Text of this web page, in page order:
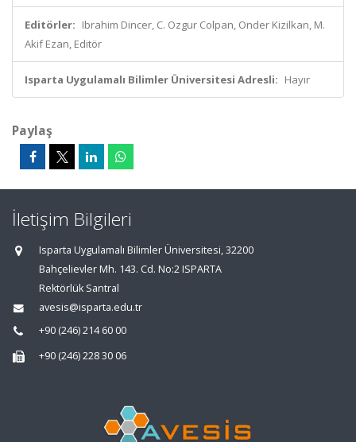
Editörler: Ibrahim Dincer, C. Ozgur Colpan, Onder Kizilkan, M.
Akif Ezan, Editör
Isparta Uygulamalı Bilimler Üniversitesi Adresli: Hayır
Paylaş
İletişim Bilgileri
Isparta Uygulamalı Bilimler Üniversitesi, 32200
Bahçelievler Mh. 143. Cd. No:2 ISPARTA
Rektörlük Santral
avesis@isparta.edu.tr
+90 (246) 214 60 00
+90 (246) 228 30 06